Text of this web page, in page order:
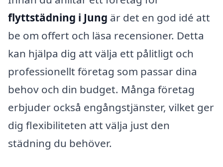
flyttstädning i Jung är det en god idé att
be om offert och läsa recensioner. Detta
kan hjälpa dig att välja ett pålitligt och
professionellt företag som passar dina
behov och din budget. Många företag
erbjuder också engångstjänster, vilket ger
dig flexibiliteten att välja just den
städning du behöver.